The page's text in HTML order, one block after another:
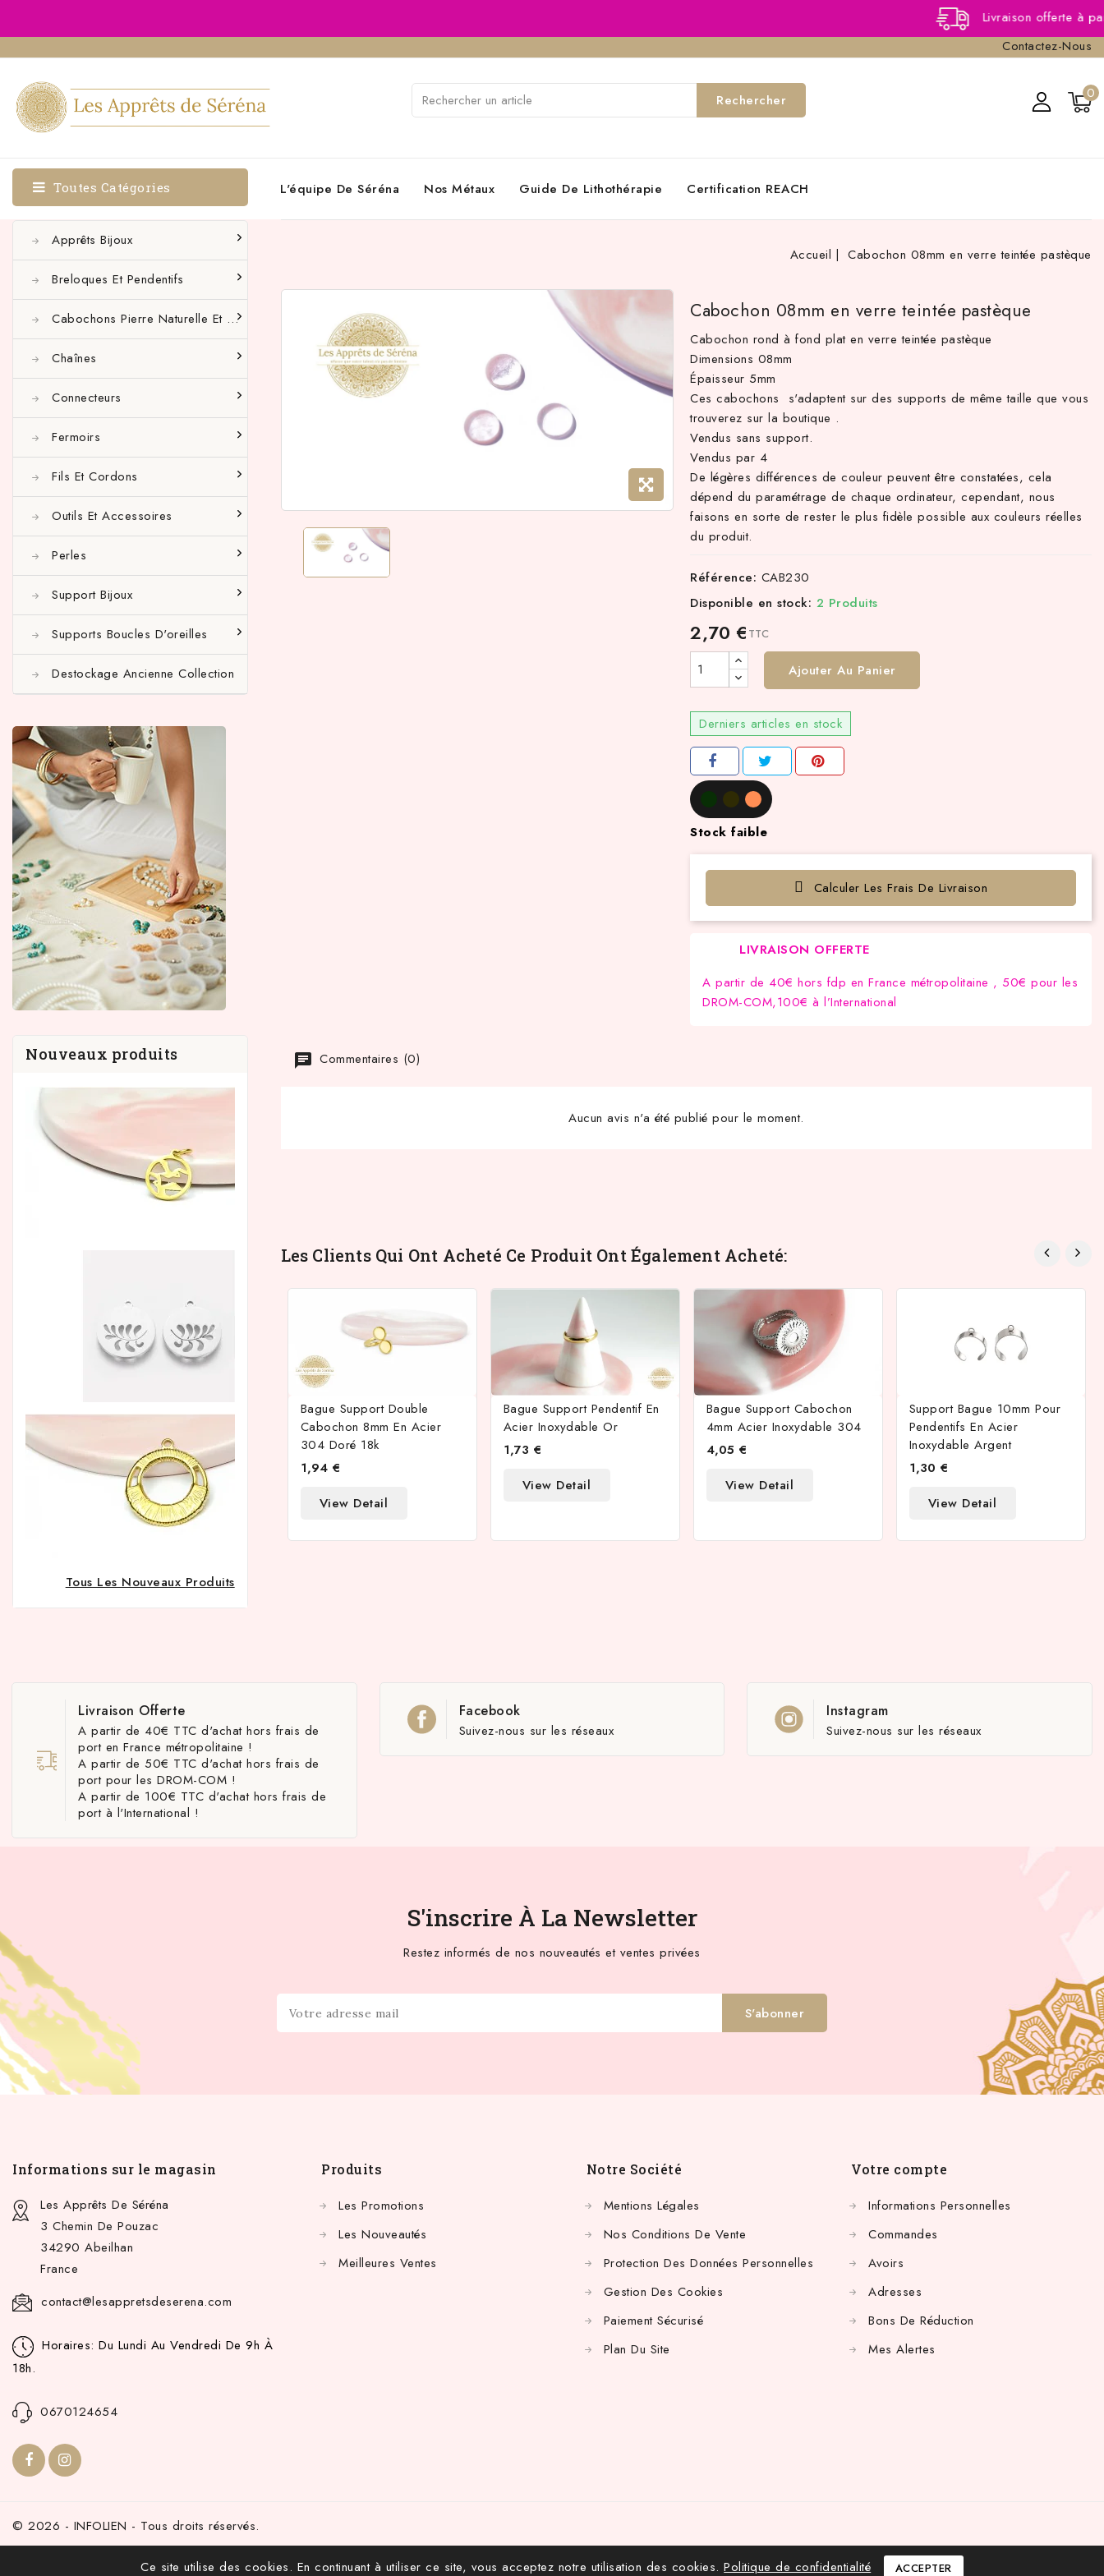
Livraison offerte à partir de
Contactez-Nous
0
Rechercher
L'équipe De Séréna Nos Métaux Guide De Lithothérapie Certification REACH
Toutes Catégories
Apprêts Bijoux
Perles À Écraser Et
Terminaisons De
Rallonge
Breloques Et Pendentifs
Cabochons Pierre Naturelle Et Autres
Chaînes
Connecteurs
Connecteurs Bases
Fermoirs
Fils Et Cordons
Outils Et Accessoires
Perles
Argent
Support Bijoux
Supports Boucles D'oreilles
Destockage Ancienne Collection
Nouveaux produits
Tous Les Nouveaux Produits
Accueil Cabochon 08mm en verre teintée pastèque
Cabochon 08mm en verre teintée pastèque
Cabochon rond à fond plat en verre teintée pastèque
Dimensions 08mm
Épaisseur 5mm
Ces cabochons s'adaptent sur des supports de même taille que vous
trouverez sur la boutique .
Vendus sans support.
Vendus par 4
De légères différences de couleur peuvent être constatées, cela
dépend du paramétrage de chaque ordinateur, cependant, nous
faisons en sorte de rester le plus fidèle possible aux couleurs réelles
du produit.
Référence: CAB230
Disponible en stock: 2 Produits
2,70 € TTC
Ajouter Au Panier
Derniers articles en stock
Stock faible
Calculer Les Frais De Livraison
LIVRAISON OFFERTE
A partir de 40€ hors fdp en France métropolitaine , 50€ pour les
DROM-COM,100€ à l’International
Commentaires (0)
Aucun avis n'a été publié pour le moment.
Les Clients Qui Ont Acheté Ce Produit Ont Également Acheté:
Bague Support Double
Cabochon 8mm En Acier
304 Doré 18k
1,94 €
View Detail
Bague Support Pendentif En
Acier Inoxydable Or
1,73 €
View Detail
Bague Support Cabochon
4mm Acier Inoxydable 304
4,05 €
View Detail
Support Bague 10mm Pour
Pendentifs En Acier
Inoxydable Argent
1,30 €
View Detail
Livraison Offerte
A partir de 40€ TTC d'achat hors frais de
port en France métropolitaine !
A partir de 50€ TTC d'achat hors frais de
port pour les DROM-COM !
A partir de 100€ TTC d'achat hors frais de
port à l'International !
Facebook
Suivez-nous sur les réseaux
Instagram
Suivez-nous sur les réseaux
S'inscrire À La Newsletter
Restez informés de nos nouveautés et ventes privées
Informations sur le magasin
Les Apprêts De Séréna
3 Chemin De Pouzac
34290 Abeilhan
France
contact@lesappretsdeserena.com
Horaires: Du Lundi Au Vendredi De 9h À
18h.
0670124654
Produits
Les Promotions
Les Nouveautés
Meilleures Ventes
Notre Société
Mentions Légales
Nos Conditions De Vente
Protection Des Données Personnelles
Gestion Des Cookies
Paiement Sécurisé
Plan Du Site
Votre compte
Informations Personnelles
Commandes
Avoirs
Adresses
Bons De Réduction
Mes Alertes
Ce site utilise des cookies. En continuant à utiliser ce site, vous acceptez notre utilisation des cookies. Politique de confidentialité ACCEPTER
© 2026 - INFOLIEN - Tous droits réservés.